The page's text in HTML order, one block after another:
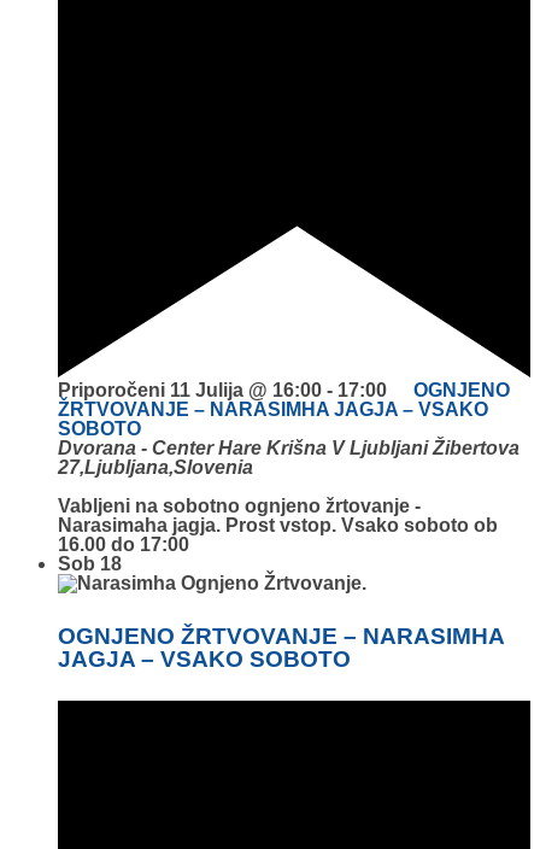
Priporočeni 11 Julija @ 16:00 - 17:00
OGNJENO
ŽRTVOVANJE – NARASIMHA JAGJA – VSAKO
SOBOTO
Dvorana - Center Hare Krišna V LjubljaniŽibertova
27,Ljubljana,Slovenia
Vabljeni na sobotno ognjeno žrtovanje -
Narasimaha jagja. Prost vstop. Vsako soboto ob
16.00 do 17:00
Sob 18
OGNJENO ŽRTVOVANJE – NARASIMHA
JAGJA – VSAKO SOBOTO